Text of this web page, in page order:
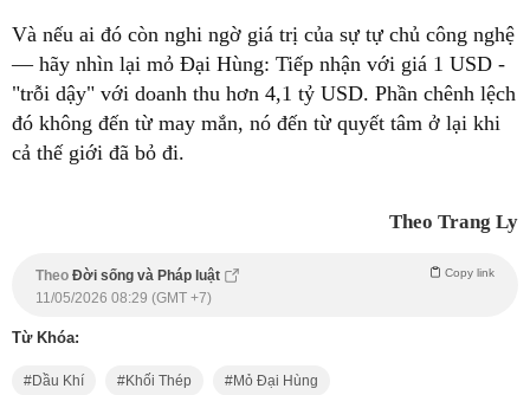
Và nếu ai đó còn nghi ngờ giá trị của sự tự chủ công nghệ
— hãy nhìn lại mỏ Đại Hùng: Tiếp nhận với giá 1 USD -
"trỗi dậy" với doanh thu hơn 4,1 tỷ USD. Phần chênh lệch
đó không đến từ may mắn, nó đến từ quyết tâm ở lại khi
cả thế giới đã bỏ đi.
Theo Trang Ly
Theo Đời sống và Pháp luật Copy link
11/05/2026 08:29 (GMT +7)
Từ Khóa:
Dầu Khí Khối Thép Mỏ Đại Hùng